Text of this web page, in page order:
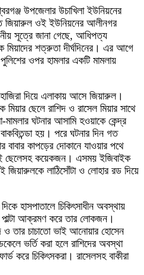
উপজেলার উচাখিলা ইউনিয়নের
জিয়ারুল ওই ইউনিয়নের আলীনগর
সূত্রে জানা গেছে, আধিপত্য
মিয়াদের শত্রুতা দীর্ঘদিনের। এর আগে
ওপর হামলার একটি মামলায়
দিয়ে এলাকায় আসে জিয়ারুল।
ছেলে রাশিদ ও রাসেল মিয়ার সাথে
ঘটনার আসামি হওয়াকে কেন্দ্র
হয়। পরে ঘটনার দিন গত
বাবার কাপড়ের দোকানে যাওয়ার পথে
ছেলেসহ কয়েকজন। এসময় ইজিবাইক
জিয়ারুলকে লাঠিসোঁটা ও লোহার রড দিয়ে
হাসপাতালে চিকিৎসাধীন অবস্থায়
আক্রমণ করে তার লোকজন।
ও তার চাচাতো ভাই আনোয়ার হোসেন
ভর্তি করা হলে রাশিদের অবস্থা
করে চিকিৎসকরা। রাসেলসহ বাকীরা